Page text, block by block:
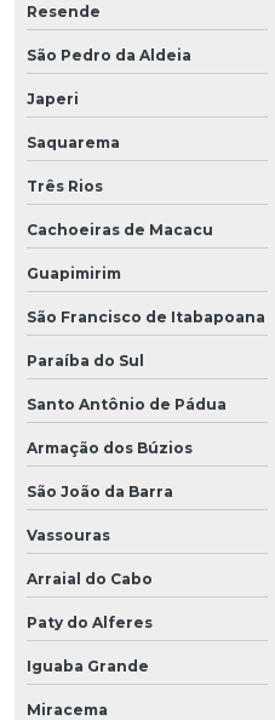
Resende
São Pedro da Aldeia
Japeri
Saquarema
Três Rios
Cachoeiras de Macacu
Guapimirim
São Francisco de Itabapoana
Paraíba do Sul
Santo Antônio de Pádua
Armação dos Búzios
São João da Barra
Vassouras
Arraial do Cabo
Paty do Alferes
Iguaba Grande
Miracema